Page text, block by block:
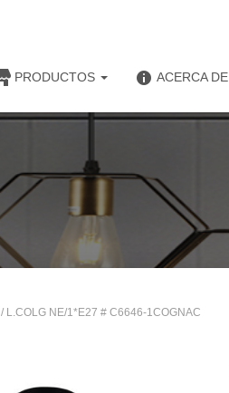
PRODUCTOS ACERCA DE
/ L.COLG NE/1*E27 # C6646-1COGNAC